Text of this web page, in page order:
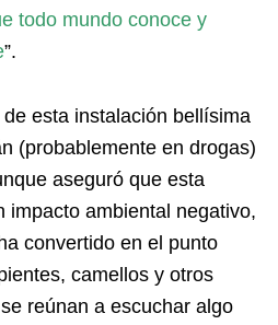
todo mundo conoce y
”.
esta instalación bellísima
(probablemente en drogas)
aseguró que esta
impacto ambiental negativo,
convertido en el punto
camellos y otros
reúnan a escuchar algo